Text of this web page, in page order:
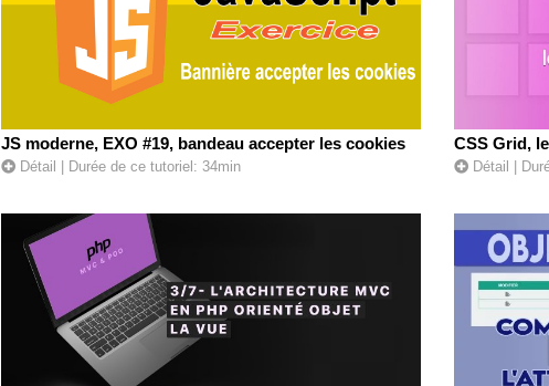
JS moderne, EXO #19, bandeau accepter les cookies
Détail | Durée de ce tutoriel: 34min
CSS Grid,
Détail |